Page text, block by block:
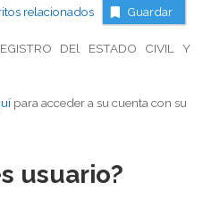
relacionados Guardar
DEl ESTADO CIVIL Y
para acceder a su cuenta con su
usuario?